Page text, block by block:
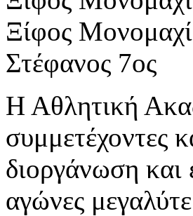
Ξίφος
Στέφανος 7ος
Η Αθλητική
συμμετέχοντες
διοργάνωση και
αγώνες